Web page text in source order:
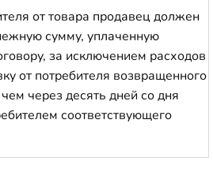
от товара продавец должен
сумму, уплаченную
за исключением расходов
от потребителя возвращенного
через десять дней со дня
соответствующего